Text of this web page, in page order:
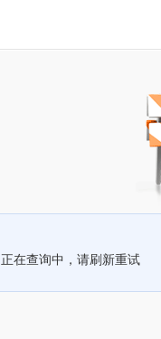
正在查询中，请刷新重试